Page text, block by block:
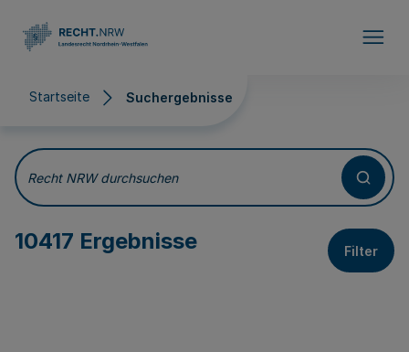
Startseite Suchergebnisse
Suchergebnisse
Recht NRW durchsuchen
10417 Ergebnisse Filter